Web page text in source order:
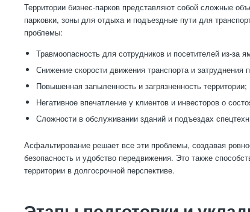
Территории бизнес-парков представляют собой сложные
парковки, зоны для отдыха и подъездные пути для
проблемы:
Травмоопасность для сотрудников и посетителей из-за
Снижение скорости движения транспорта и затруднения
Повышенная запыленность и загрязненность территории;
Негативное впечатление у клиентов и инвесторов о
Сложности в обслуживании зданий и подъездах
Асфальтирование решает все эти проблемы, создавая
безопасность и удобство передвижения. Это также
территории в долгосрочной перспективе.